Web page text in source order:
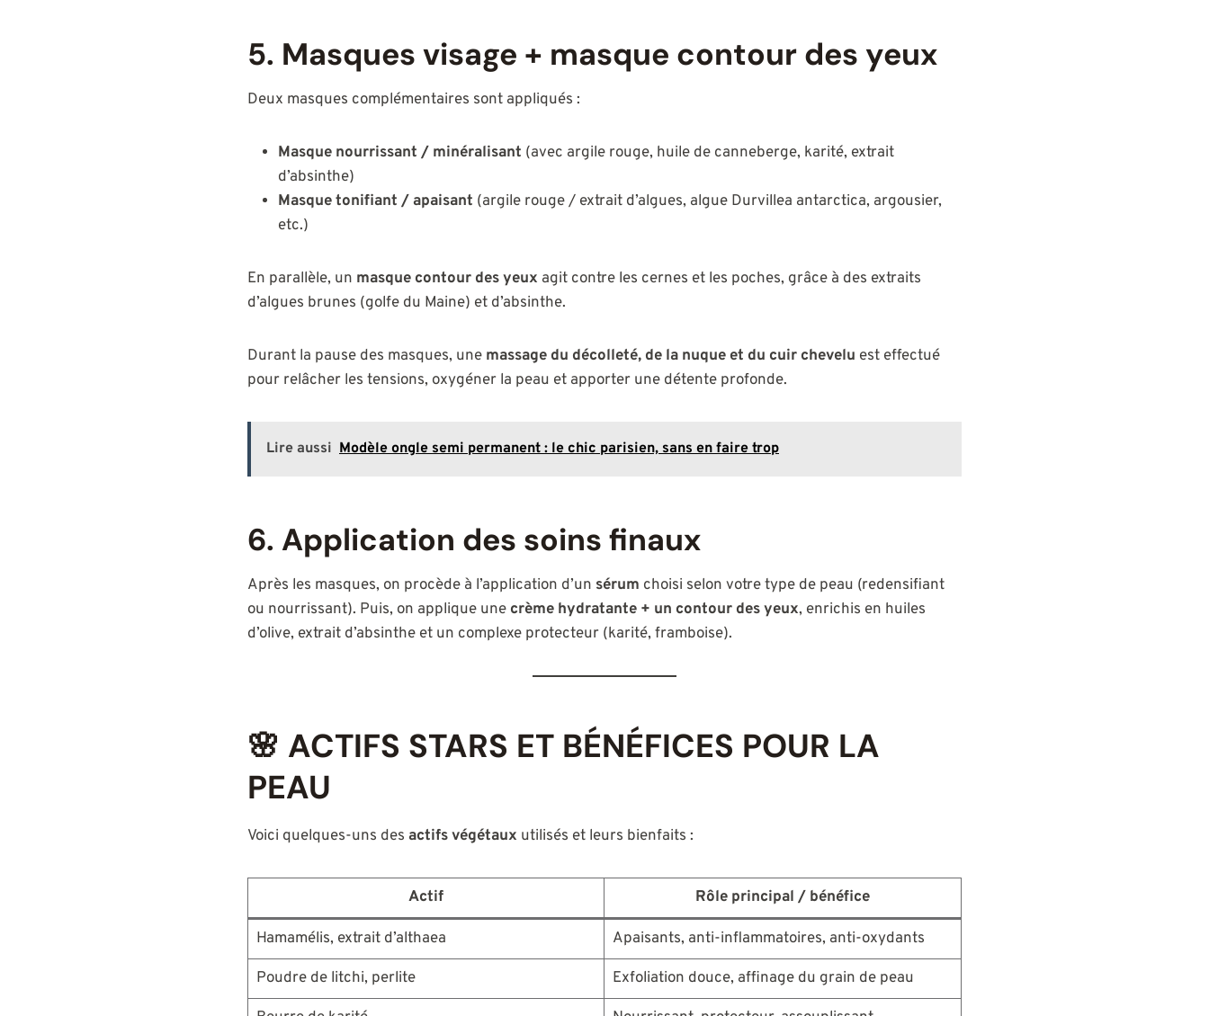
5. Masques visage + masque contour des yeux
Deux masques complémentaires sont appliqués :
Masque nourrissant / minéralisant (avec argile rouge, huile de canneberge, karité, extrait
d’absinthe)
Masque tonifiant / apaisant (argile rouge / extrait d’algues, algue Durvillea antarctica, argousier,
etc.)
En parallèle, un masque contour des yeux agit contre les cernes et les poches, grâce à des extraits
d’algues brunes (golfe du Maine) et d’absinthe.
Durant la pause des masques, une massage du décolleté, de la nuque et du cuir chevelu est effectué
pour relâcher les tensions, oxygéner la peau et apporter une détente profonde.
Lire aussi Modèle ongle semi permanent : le chic parisien, sans en faire trop
6. Application des soins finaux
Après les masques, on procède à l’application d’un sérum choisi selon votre type de peau (redensifiant
ou nourrissant). Puis, on applique une crème hydratante + un contour des yeux, enrichis en huiles
d’olive, extrait d’absinthe et un complexe protecteur (karité, framboise).
🌸 ACTIFS STARS ET BÉNÉFICES POUR LA
PEAU
Voici quelques-uns des actifs végétaux utilisés et leurs bienfaits :
Actif Rôle principal / bénéfice
Hamamélis, extrait d’althaea
Apaisants, anti-inflammatoires, anti-oxydants
Poudre de litchi, perlite
Exfoliation douce, affinage du grain de peau